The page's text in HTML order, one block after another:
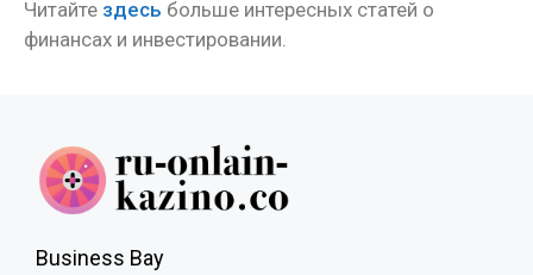
Читайте здесь больше интересных статей о
финансах и инвестировании.
Business Bay